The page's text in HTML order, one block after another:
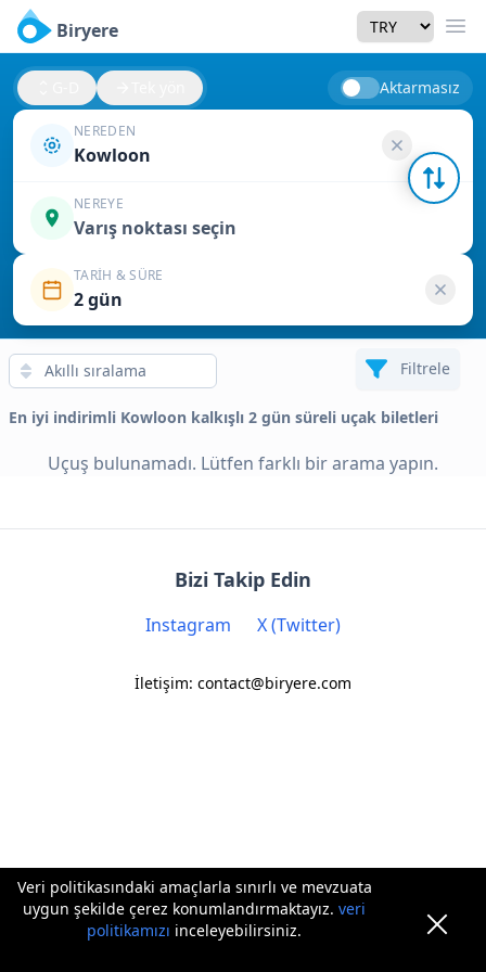
Veri politikasındaki amaçlarla sınırlı ve mevzuata
uygun şekilde çerez konumlandırmaktayız.veri
politikamızı inceleyebilirsiniz.
Biryere Currency
Aktarmasız
NEREDEN
Kowloon
NEREYE
Varış noktası seçin
TARIH & SÜRE
2 gün
Filtrele
En iyi indirimli Kowloon kalkışlı 2 gün süreli uçak biletleri
Uçuş bulunamadı. Lütfen farklı bir arama yapın.
Bizi Takip Edin
Instagram X (Twitter)
İletişim: contact@biryere.com